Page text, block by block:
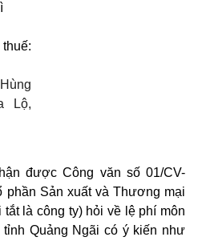
Lộ,
được Công văn số 01/CV-
phần Sản xuất và Thương mại
là công ty) hỏi về lệ phí môn
tỉnh Quảng Ngãi có ý kiến như